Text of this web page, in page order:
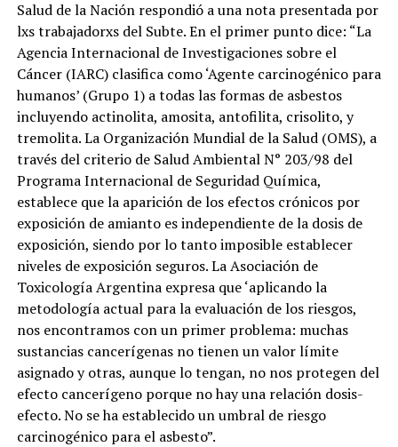
Salud de la Nación respondió a una nota presentada por
lxs trabajadorxs del Subte. En el primer punto dice: “La
Agencia Internacional de Investigaciones sobre el
Cáncer (IARC) clasifica como ‘Agente carcinogénico para
humanos’ (Grupo 1) a todas las formas de asbestos
incluyendo actinolita, amosita, antofilita, crisolito, y
tremolita. La Organización Mundial de la Salud (OMS), a
través del criterio de Salud Ambiental N° 203/98 del
Programa Internacional de Seguridad Química,
establece que la aparición de los efectos crónicos por
exposición de amianto es independiente de la dosis de
exposición, siendo por lo tanto imposible establecer
niveles de exposición seguros. La Asociación de
Toxicología Argentina expresa que ‘aplicando la
metodología actual para la evaluación de los riesgos,
nos encontramos con un primer problema: muchas
sustancias cancerígenas no tienen un valor límite
asignado y otras, aunque lo tengan, no nos protegen del
efecto cancerígeno porque no hay una relación dosis-
efecto. No se ha establecido un umbral de riesgo
carcinogénico para el asbesto”.